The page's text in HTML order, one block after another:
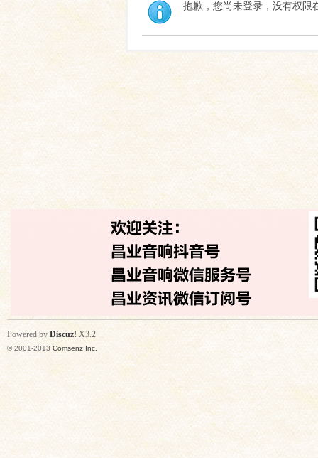
抱歉，您尚未登录，没有权限
Powered by Discuz! X3.2
© 2001-2013 Comsenz Inc.